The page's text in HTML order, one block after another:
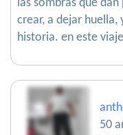
las sombras que
crear, a dejar huella,
historia. en este
50